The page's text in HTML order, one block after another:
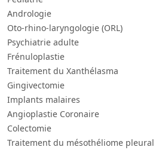
Andrologie
Oto-rhino-laryngologie (ORL)
Psychiatrie adulte
Frénuloplastie
Traitement du Xanthélasma
Gingivectomie
Implants malaires
Angioplastie Coronaire
Colectomie
Traitement du mésothéliome pleural